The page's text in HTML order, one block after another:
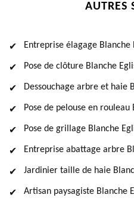
AUTRES
Entreprise élagage Blanche
Pose de clôture Blanche
Dessouchage arbre et haie
Pose de pelouse en rouleau
Pose de grillage Blanche
Entreprise abattage arbre
Jardinier taille de haie
Artisan paysagiste Blanche